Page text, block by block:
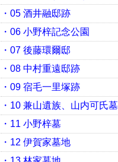
・05 酒井融邸跡
・06 小野梓記念公園
・07 後藤環爾邸
・08 中村重遠邸跡
・09 宿毛一里塚跡
・10 兼山遺族、山内可氏墓
・11 小野梓墓
・12 伊賀家墓地